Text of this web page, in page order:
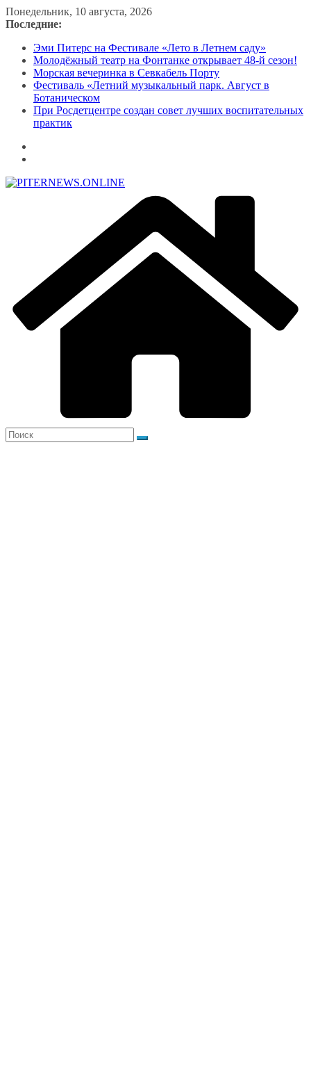
Перейти
к
Понедельник, 10 августа, 2026
Последние:
Эми Питерс на Фестивале «Лето в Летнем саду»
Молодёжный театр на Фонтанке открывает 48-й сезон!
Морская вечеринка в Севкабель Порту
Фестиваль «Летний музыкальный парк. Август в
Ботаническом
При Росдетцентре создан совет лучших воспитательных
практик